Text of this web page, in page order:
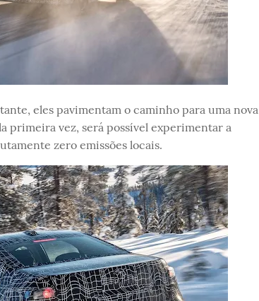
eles pavimentam o caminho para uma nova
vez, será possível experimentar a
zero emissões locais.